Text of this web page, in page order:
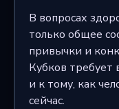
В вопросах
только общее
привычки и
Кубков
и к тому, как
сейчас.